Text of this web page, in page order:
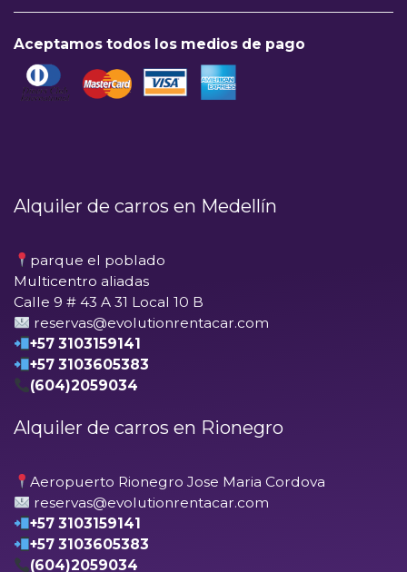
Aceptamos todos los medios de pago
Alquiler de carros en Medellín
parque el poblado
Multicentro aliadas
Calle 9 # 43 A 31 Local 10 B
reservas@evolutionrentacar.com
+57 3103159141
+57 3103605383
(604)2059034
Alquiler de carros en Rionegro
Aeropuerto Rionegro Jose Maria Cordova
reservas@evolutionrentacar.com
+57 3103159141
+57 3103605383
(604)2059034